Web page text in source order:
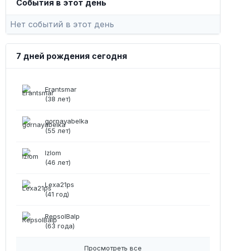
События в этот день
Нет событий в этот день
7 дней рождения сегодня
Erantsmar
(38 лет)
gornayabelka
(55 лет)
Izlom
(46 лет)
Lexa21ps
(41 год)
RepsolBalp
(63 года)
Просмотреть все